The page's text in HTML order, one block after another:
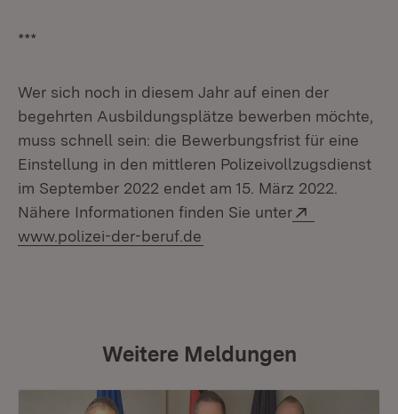
***
Wer sich noch in diesem Jahr auf einen der
begehrten Ausbildungsplätze bewerben möchte,
muss schnell sein: die Bewerbungsfrist für eine
Einstellung in den mittleren Polizeivollzugsdienst
im September 2022 endet am 15. März 2022.
Nähere Informationen finden Sie unter
www.polizei-der-beruf.de
Weitere Meldungen